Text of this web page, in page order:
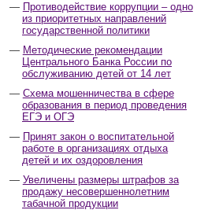
Противодействие коррупции – одно
из приоритетных направлений
государственной политики
Методические рекомендации
Центрального Банка России по
обслуживанию детей от 14 лет
Схема мошенничества в сфере
образования в период проведения
ЕГЭ и ОГЭ
Принят закон о воспитательной
работе в организациях отдыха
детей и их оздоровления
Увеличены размеры штрафов за
продажу несовершеннолетним
табачной продукции